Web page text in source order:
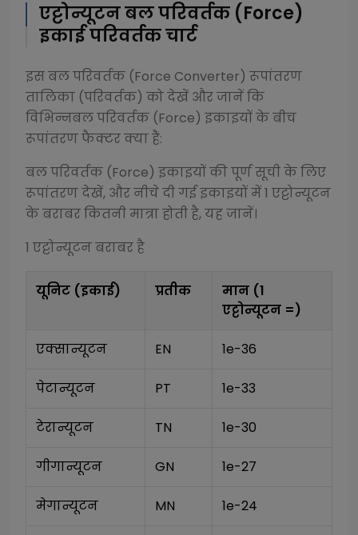
एट्टोन्यूटनबल परिवर्तक (Force)
इकाई परिवर्तक चार्ट
इसबल परिवर्तक (Force Converter) रूपांतरण
तालिका (परिवर्तक) को देखें और जानें कि
विभिन्नबल परिवर्तक (Force) इकाइयों के बीच
रूपांतरण फैक्टर क्या हैं:
बल परिवर्तक (Force) इकाइयों की पूर्ण सूची के लिए
रूपांतरण देखें, और नीचे दी गई इकाइयों में 1 एट्टोन्यूटन
के बराबर कितनी मात्रा होती है, यह जानें।
1 एट्टोन्यूटनबराबर है
यूनिट (इकाई) प्रतीक
मान (1
एट्टोन्यूटन =)
एक्सान्यूटन EN 1e-36
पेटान्यूटन PT 1e-33
टेरान्यूटन TN 1e-30
गीगान्यूटन GN 1e-27
मेगान्यूटन MN 1e-24